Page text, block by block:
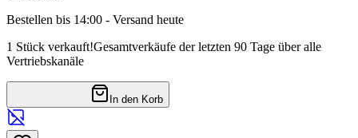
Bestellen bis 14:00 - Versand heute
1 Stück verkauft!Gesamtverkäufe der letzten 90 Tage über alle
Vertriebskanäle
In den Korb